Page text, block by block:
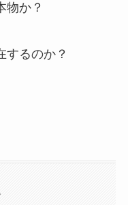
物か？
するのか？